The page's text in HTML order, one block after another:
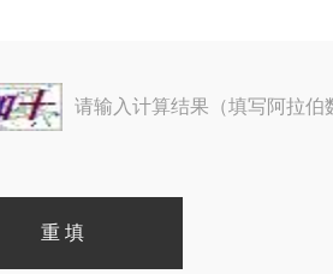
请输入计算结果（填写阿拉伯